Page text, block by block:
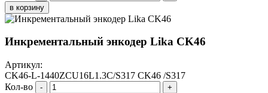
в корзину
Инкрементальный энкодер Lika CK46
Артикул:
CK46-L-1440ZCU16L1.3C/S317 CK46 /S317
Кол-во
-
+